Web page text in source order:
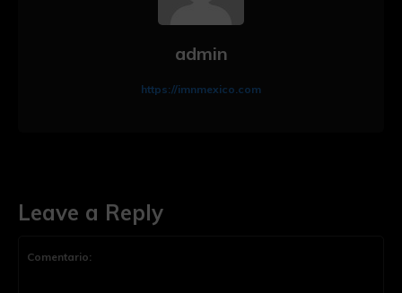
Leave a Reply
admin
https://imnmexico.com